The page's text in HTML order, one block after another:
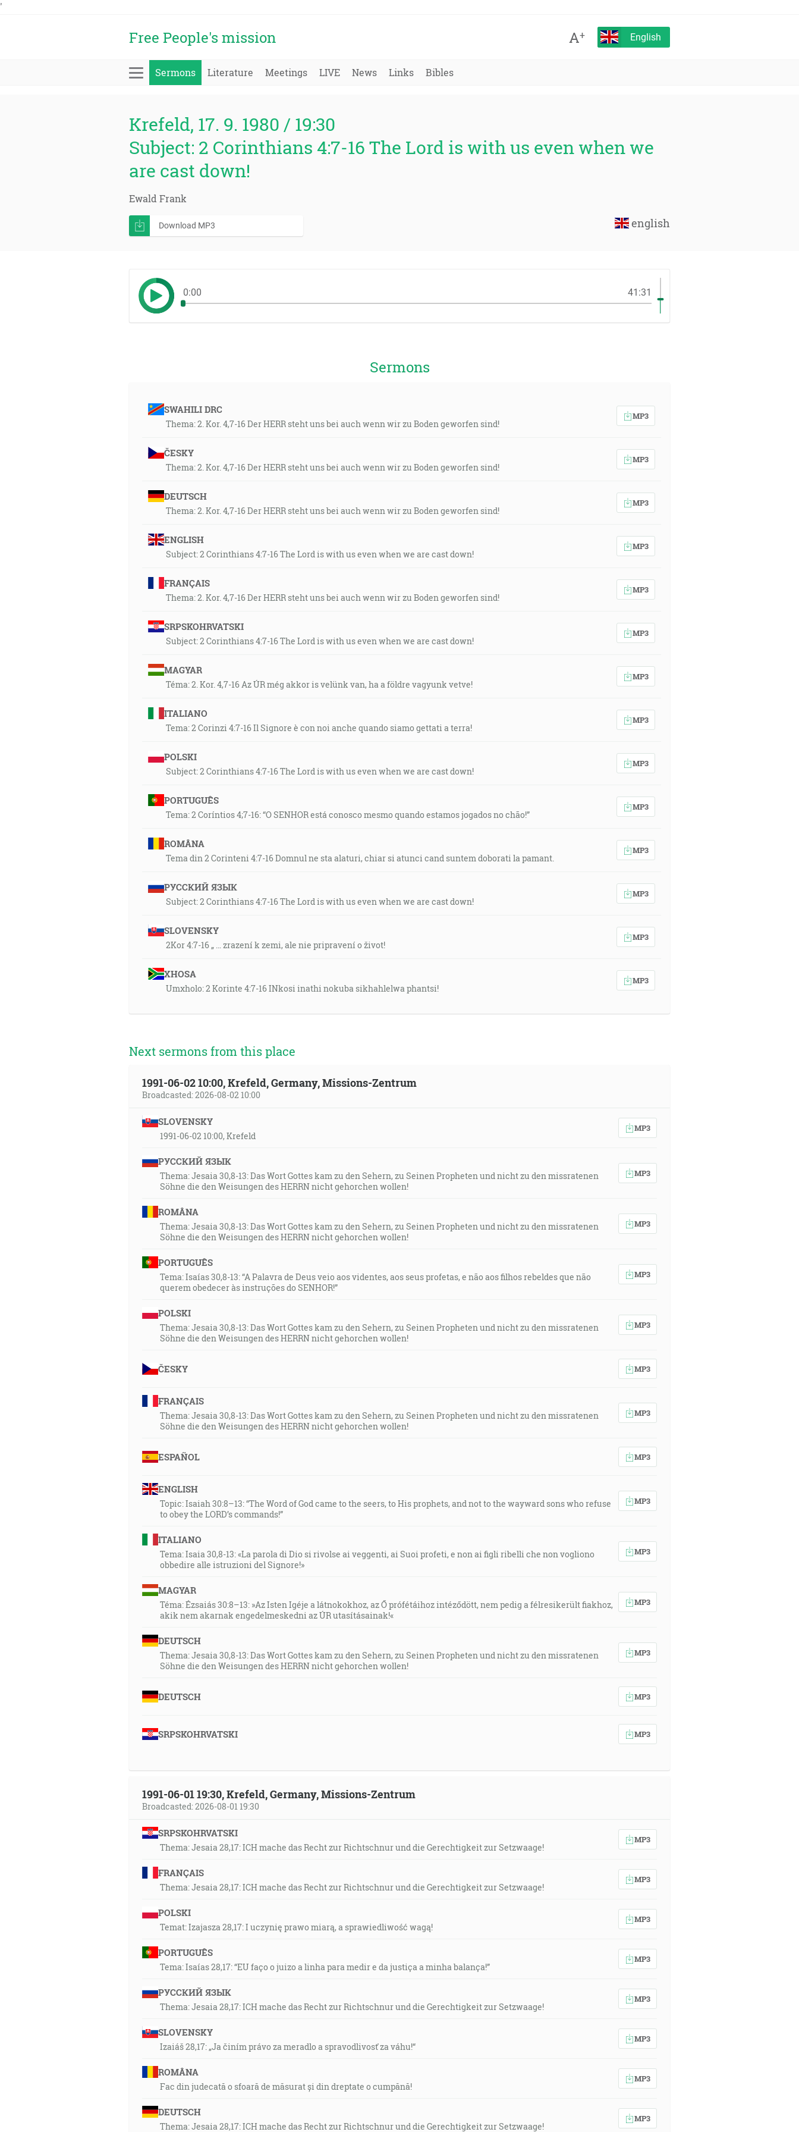
'
Free People's mission A+ English
Sermons Literature Meetings LIVE News Links Bibles
Krefeld, 17. 9. 1980 / 19:30
Subject: 2 Corinthians 4:7-16 The Lord is with us even when we
are cast down!
Ewald Frank
english
Download MP3
0:00 41:31
Sermons
SWAHILI DRC
Thema: 2. Kor. 4,7-16 Der HERR steht uns bei auch wenn wir zu Boden geworfen sind!
MP3
ČESKY
Thema: 2. Kor. 4,7-16 Der HERR steht uns bei auch wenn wir zu Boden geworfen sind!
MP3
DEUTSCH
Thema: 2. Kor. 4,7-16 Der HERR steht uns bei auch wenn wir zu Boden geworfen sind!
MP3
ENGLISH
Subject: 2 Corinthians 4:7-16 The Lord is with us even when we are cast down!
MP3
FRANÇAIS
Thema: 2. Kor. 4,7-16 Der HERR steht uns bei auch wenn wir zu Boden geworfen sind!
MP3
SRPSKOHRVATSKI
Subject: 2 Corinthians 4:7-16 The Lord is with us even when we are cast down!
MP3
MAGYAR
Téma: 2. Kor. 4,7-16 Az ÚR még akkor is velünk van, ha a földre vagyunk vetve!
MP3
ITALIANO
Tema: 2 Corinzi 4:7-16 Il Signore è con noi anche quando siamo gettati a terra!
MP3
POLSKI
Subject: 2 Corinthians 4:7-16 The Lord is with us even when we are cast down!
MP3
PORTUGUÊS
Tema: 2 Coríntios 4;7-16: “O SENHOR está conosco mesmo quando estamos jogados no chão!”
MP3
ROMÂNA
Tema din 2 Corinteni 4:7-16 Domnul ne sta alaturi, chiar si atunci cand suntem doborati la pamant.
MP3
РУССКИЙ ЯЗЫК
Subject: 2 Corinthians 4:7-16 The Lord is with us even when we are cast down!
MP3
SLOVENSKY
2Kor 4:7-16 „ … zrazení k zemi, ale nie pripravení o život!
MP3
XHOSA
Umxholo: 2 Korinte 4:7-16 INkosi inathi nokuba sikhahlelwa phantsi!
MP3
Next sermons from this place
1991-06-02 10:00, Krefeld, Germany, Missions-Zentrum
Broadcasted: 2026-08-02 10:00
SLOVENSKY
1991-06-02 10:00, Krefeld
MP3
РУССКИЙ ЯЗЫК
Thema: Jesaia 30,8-13: Das Wort Gottes kam zu den Sehern, zu Seinen Propheten und nicht zu den missratenen
Söhne die den Weisungen des HERRN nicht gehorchen wollen!
MP3
ROMÂNA
Thema: Jesaia 30,8-13: Das Wort Gottes kam zu den Sehern, zu Seinen Propheten und nicht zu den missratenen
Söhne die den Weisungen des HERRN nicht gehorchen wollen!
MP3
PORTUGUÊS
Tema: Isaías 30,8-13: “A Palavra de Deus veio aos videntes, aos seus profetas, e não aos filhos rebeldes que não
querem obedecer às instruções do SENHOR!”
MP3
POLSKI
Thema: Jesaia 30,8-13: Das Wort Gottes kam zu den Sehern, zu Seinen Propheten und nicht zu den missratenen
Söhne die den Weisungen des HERRN nicht gehorchen wollen!
MP3
ČESKY MP3
FRANÇAIS
Thema: Jesaia 30,8-13: Das Wort Gottes kam zu den Sehern, zu Seinen Propheten und nicht zu den missratenen
Söhne die den Weisungen des HERRN nicht gehorchen wollen!
MP3
ESPAÑOL MP3
ENGLISH
Topic: Isaiah 30:8–13: “The Word of God came to the seers, to His prophets, and not to the wayward sons who refuse
to obey the LORD’s commands!”
MP3
ITALIANO
Tema: Isaia 30,8-13: «La parola di Dio si rivolse ai veggenti, ai Suoi profeti, e non ai figli ribelli che non vogliono
obbedire alle istruzioni del Signore!»
MP3
MAGYAR
Téma: Ézsaiás 30:8–13: »Az Isten Igéje a látnokokhoz, az Ő prófétáihoz intéződött, nem pedig a félresikerült fiakhoz,
akik nem akarnak engedelmeskedni az ÚR utasításainak!«
MP3
DEUTSCH
Thema: Jesaia 30,8-13: Das Wort Gottes kam zu den Sehern, zu Seinen Propheten und nicht zu den missratenen
Söhne die den Weisungen des HERRN nicht gehorchen wollen!
MP3
DEUTSCH MP3
SRPSKOHRVATSKI MP3
1991-06-01 19:30, Krefeld, Germany, Missions-Zentrum
Broadcasted: 2026-08-01 19:30
SRPSKOHRVATSKI
Thema: Jesaia 28,17: ICH mache das Recht zur Richtschnur und die Gerechtigkeit zur Setzwaage!
MP3
FRANÇAIS
Thema: Jesaia 28,17: ICH mache das Recht zur Richtschnur und die Gerechtigkeit zur Setzwaage!
MP3
POLSKI
Temat: Izajasza 28,17: I uczynię prawo miarą, a sprawiedliwość wagą!
MP3
PORTUGUÊS
Tema: Isaías 28,17: “EU faço o juizo a linha para medir e da justiça a minha balança!”
MP3
РУССКИЙ ЯЗЫК
Thema: Jesaia 28,17: ICH mache das Recht zur Richtschnur und die Gerechtigkeit zur Setzwaage!
MP3
SLOVENSKY
Izaiáš 28,17: „Ja činím právo za meradlo a spravodlivosť za váhu!“
MP3
ROMÂNA
Fac din judecată o sfoară de măsurat și din dreptate o cumpănă!
MP3
DEUTSCH
Thema: Jesaia 28,17: ICH mache das Recht zur Richtschnur und die Gerechtigkeit zur Setzwaage!
MP3